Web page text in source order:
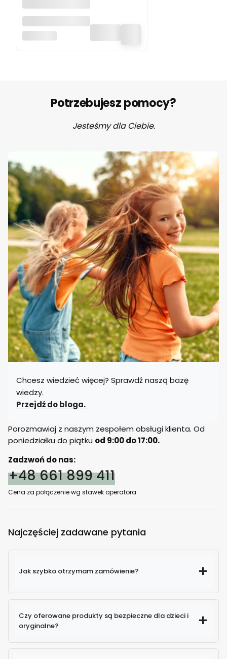
zawieszka
gryzak 6 sztuk
Potrzebujesz pomocy?
Jesteśmy dla Ciebie.
Chcesz wiedzieć więcej? Sprawdź naszą bazę
wiedzy.
Przejdź do bloga.
Porozmawiaj z naszym zespołem obsługi klienta. Od
poniedziałku do piątku od 9:00 do 17:00.
Zadzwoń do nas:
+48 661 899 411
Cena za połączenie wg stawek operatora.
Najczęściej zadawane pytania
Jak szybko otrzymam zamówienie?
Czy oferowane produkty są bezpieczne dla dzieci i
oryginalne?